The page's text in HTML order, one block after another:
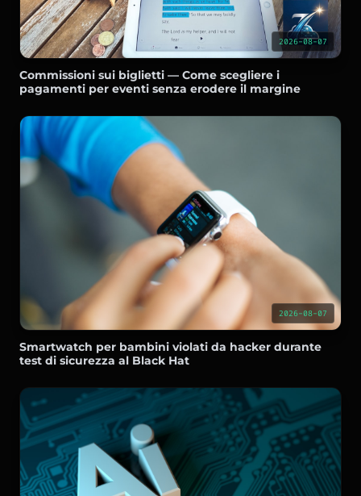
2026-08-07
Commissioni sui biglietti — Come scegliere i
pagamenti per eventi senza erodere il margine
2026-08-07
Smartwatch per bambini violati da hacker durante
test di sicurezza al Black Hat